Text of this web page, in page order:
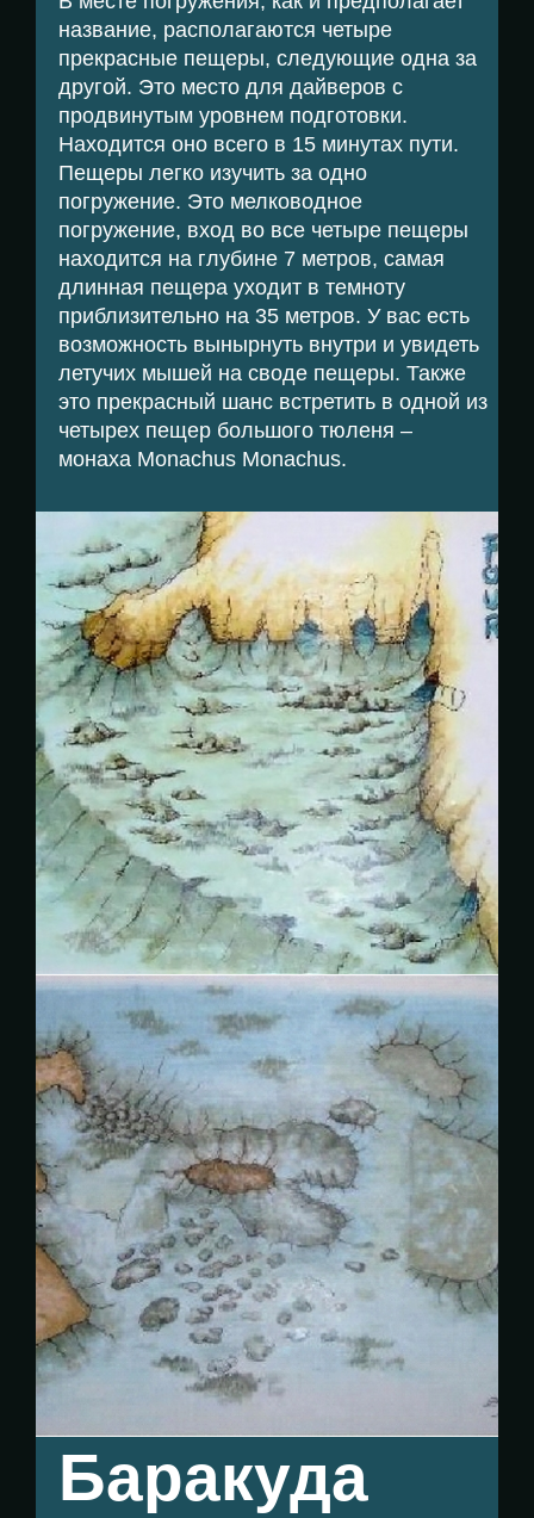
название, располагаются четыре
прекрасные пещеры, следующие одна за
другой. Это место для дайверов с
продвинутым уровнем подготовки.
Находится оно всего в 15 минутах пути.
Пещеры легко изучить за одно
погружение. Это мелководное
погружение, вход во все четыре пещеры
находится на глубине 7 метров, самая
длинная пещера уходит в темноту
приблизительно на 35 метров. У вас есть
возможность вынырнуть внутри и увидеть
летучих мышей на своде пещеры. Также
это прекрасный шанс встретить в одной из
четырех пещер большого тюленя –
монаха Monachus Monachus.
Баракуда